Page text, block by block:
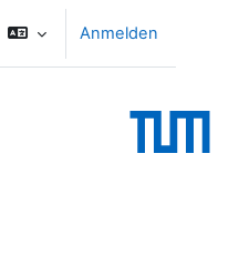
Anmelden